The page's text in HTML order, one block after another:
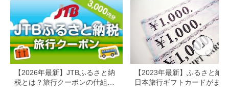
行 但馬牛 旅館 温泉宿
プレゼント 贈答 母の
日 25-09
【2026年最新】JTBふるさと納
税とは？旅行クーポンの仕組
【2023年最新】ふるさと納
日本旅行ギフトカードがまだ